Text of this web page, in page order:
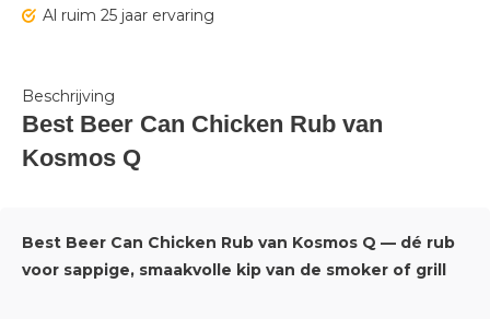
Al ruim 25 jaar ervaring
Beschrijving
Best Beer Can Chicken Rub van
Kosmos Q
Best Beer Can Chicken Rub van Kosmos Q — dé rub
voor sappige, smaakvolle kip van de smoker of grill